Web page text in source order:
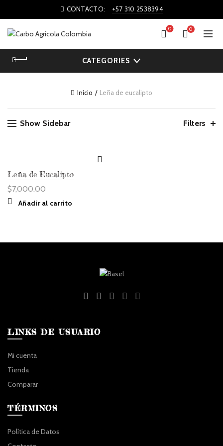
CONTACTO: +57 310 2538394
0 0
CATEGORIES
Inicio Leña de eucalipto
Show Sidebar Filters
Leña de Eucalipto
$7,000.00
Añadir al carrito
LINKS DE USUARIO
Mi cuenta
Tienda
Comparar
TÉRMINOS
Política de Datos